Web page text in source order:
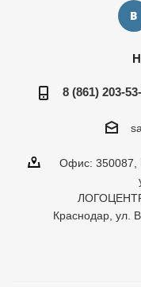
8 (861) 203-
Офис: 350087,
ЛОГОЦЕНТР,
Краснодар, ул.